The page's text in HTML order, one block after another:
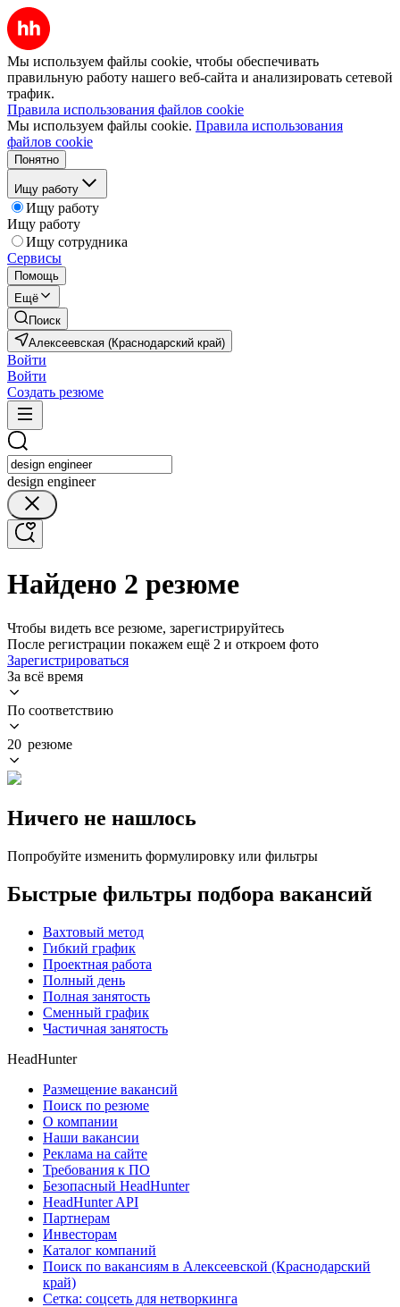
Мы используем файлы cookie, чтобы обеспечивать
правильную работу нашего веб-сайта и анализировать сетевой
трафик.
Правила использования файлов cookie
Мы используем файлы cookie. Правила использования
файлов cookie
Понятно
Ищу работу
Ищу работу
Ищу работу
Ищу сотрудника
Сервисы
Помощь
Ещё
Поиск
Алексеевская (Краснодарский край)
Войти
Войти
Создать резюме
design engineer
Найдено 2 резюме
Чтобы видеть все резюме, зарегистрируйтесь
После регистрации покажем ещё 2 и откроем фото
Зарегистрироваться
За всё время
По соответствию
20 резюме
Ничего не нашлось
Попробуйте изменить формулировку или фильтры
Быстрые фильтры подбора вакансий
Вахтовый метод
Гибкий график
Проектная работа
Полный день
Полная занятость
Сменный график
Частичная занятость
HeadHunter
Размещение вакансий
Поиск по резюме
О компании
Наши вакансии
Реклама на сайте
Требования к ПО
Безопасный HeadHunter
HeadHunter API
Партнерам
Инвесторам
Каталог компаний
Поиск по вакансиям в Алексеевской (Краснодарский
край)
Сетка: соцсеть для нетворкинга